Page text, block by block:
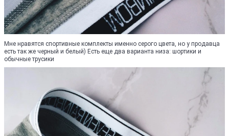
Мне нравятся спортивные комплекты именно серого цвета, но у продавца
есть так же черный и белый) Есть еще два варианта низа: шортики и
обычные трусики